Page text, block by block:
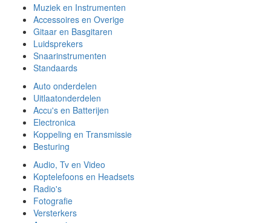
Muziek en Instrumenten
Accessoires en Overige
Gitaar en Basgitaren
Luidsprekers
Snaarinstrumenten
Standaards
Auto onderdelen
Uitlaatonderdelen
Accu's en Batterijen
Electronica
Koppeling en Transmissie
Besturing
Audio, Tv en Video
Koptelefoons en Headsets
Radio's
Fotografie
Versterkers